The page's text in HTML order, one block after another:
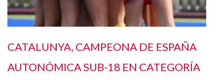
CATALUNYA, CAMPEONA DE ESPAÑA
AUTONÓMICA SUB-18 EN CATEGORÍA